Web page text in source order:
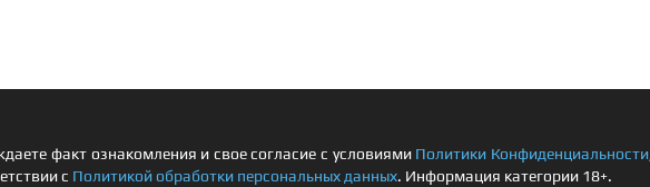
факт ознакомления и свое согласие с условиями Политики Конфиденциальности
с Политикой обработки персональных данных. Информация категории 18+.